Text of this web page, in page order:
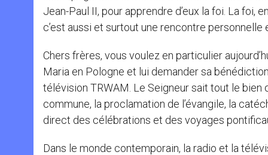
Jean-Paul II, pour apprendre d’eux la foi. La foi,
c’est aussi et surtout une rencontre
Chers frères, vous voulez en particulier
Maria en Pologne et lui demander sa
télévision TRWAM. Le Seigneur sait tout le
commune, la proclamation de l’évangile, la
direct des célébrations et des voyages
Dans le monde contemporain, la radio et la